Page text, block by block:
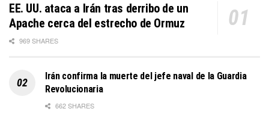
EE. UU. ataca a Irán tras derribo de un
Apache cerca del estrecho de Ormuz
969 SHARES
Irán confirma la muerte del jefe naval de la Guardia
Revolucionaria
662 SHARES